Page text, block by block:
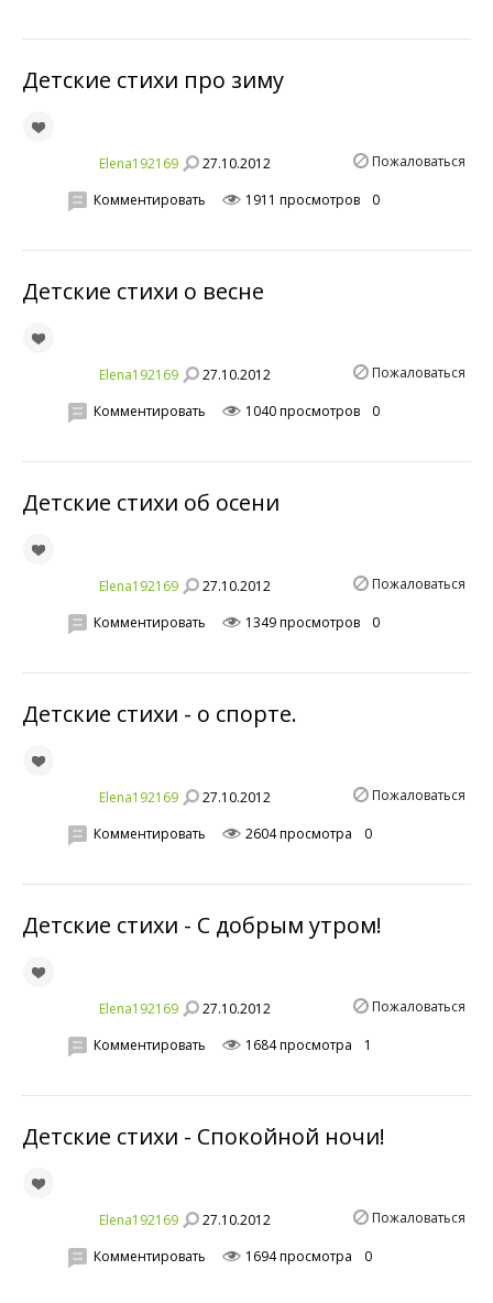
Детские стихи про зиму
Elena192169 27.10.2012 Пожаловаться
Комментировать 1911 просмотров 0
Детские стихи о весне
Elena192169 27.10.2012 Пожаловаться
Комментировать 1040 просмотров 0
Детские стихи об осени
Elena192169 27.10.2012 Пожаловаться
Комментировать 1349 просмотров 0
Детские стихи - о спорте.
Elena192169 27.10.2012 Пожаловаться
Комментировать 2604 просмотра 0
Детские стихи - С добрым утром!
Elena192169 27.10.2012 Пожаловаться
Комментировать 1684 просмотра 1
Детские стихи - Спокойной ночи!
Elena192169 27.10.2012 Пожаловаться
Комментировать 1694 просмотра 0